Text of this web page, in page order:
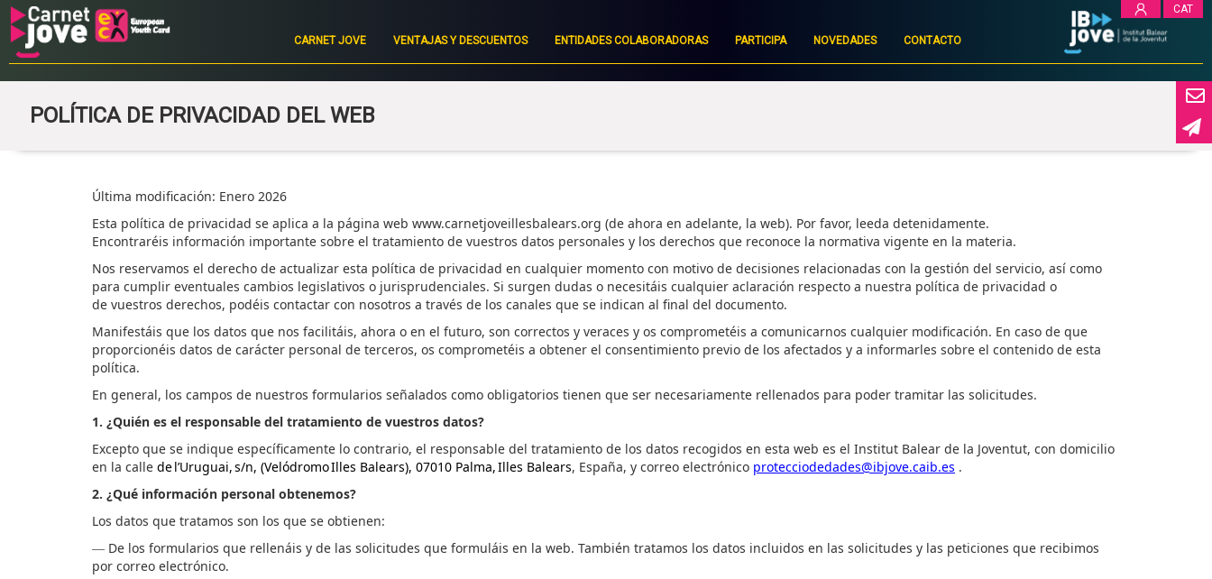
CAT
Main
navigation
CARNET JOVE VENTAJAS Y DESCUENTOS ENTIDADES COLABORADORAS PARTICIPA NOVEDADES CONTACTO
POLÍTICA DE PRIVACIDAD DEL WEB
Última modificación: Enero 2026
Esta política de privacidad se aplica a la página web www.carnetjoveillesbalears.org (de ahora en adelante, la web). Por favor, leeda detenidamente.
Encontraréis información importante sobre el tratamiento de vuestros datos personales y los derechos que reconoce la normativa vigente en la materia.
Nos reservamos el derecho de actualizar esta política de privacidad en cualquier momento con motivo de decisiones relacionadas con la gestión del servicio, así como
para cumplir eventuales cambios legislativos o jurisprudenciales. Si surgen dudas o necesitáis cualquier aclaración respecto a nuestra política de privacidad o
de vuestros derechos, podéis contactar con nosotros a través de los canales que se indican al final del documento.
Manifestáis que los datos que nos facilitáis, ahora o en el futuro, son correctos y veraces y os comprometéis a comunicarnos cualquier modificación. En caso de que
proporcionéis datos de carácter personal de terceros, os comprometéis a obtener el consentimiento previo de los afectados y a informarles sobre el contenido de esta
política.
En general, los campos de nuestros formularios señalados como obligatorios tienen que ser necesariamente rellenados para poder tramitar las solicitudes.
1. ¿Quién es el responsable del tratamiento de vuestros datos?
Excepto que se indique específicamente lo contrario, el responsable del tratamiento de los datos recogidos en esta web es el Institut Balear de la Joventut, con domicilio
en la calle de l’Uruguai, s/n, (Velódromo Illes Balears), 07010 Palma, Illes Balears, España, y correo electrónico protecciodedades@ibjove.caib.es .
2. ¿Qué información personal obtenemos?
Los datos que tratamos son los que se obtienen:
— De los formularios que rellenáis y de las solicitudes que formuláis en la web. También tratamos los datos incluidos en las solicitudes y las peticiones que recibimos
por correo electrónico.